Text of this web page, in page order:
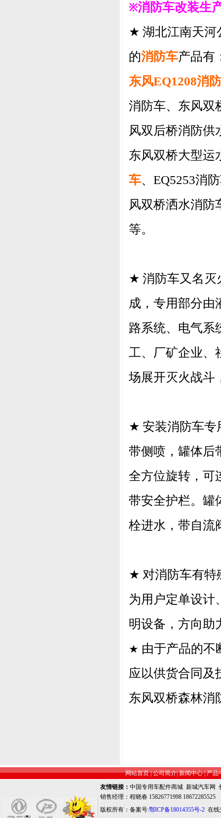
※消防车改装生
★ 湖北江南天河
的消防车产品有
东风EQ1208消
消防车、东风双
风双后桥消防供
东风双桥大型运
车、 EQ5253消
风双桥洒水消防
等。
★ 消防车又名灭
成，专用部分由
路系统、电气系
工、厂矿企业、
场展开灭火战斗
★ 安装消防车专
带侧喷，罐体后
全方位旋转，可
带安全护栏。罐
栓进水，带自流
★ 对消防车有特
为用户定单设计
明设备，方向助
★ 由于产品的不
应以供货合同及
东风双桥森林消
网站首页|公司简介|新闻中心|产品
友情链接： 中国专用车配件商城 新城汽车网
销售经理：程晓春 15826771998 18672285525
版权所有：备案号:鄂ICP备18014355号-2 在线